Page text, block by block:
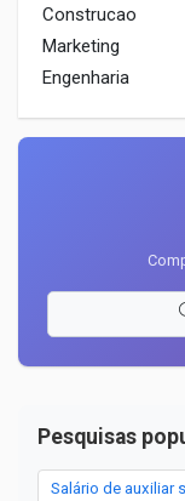
Construcao
Marketing
Engenharia
Pesquisas
Salário de auxiliar